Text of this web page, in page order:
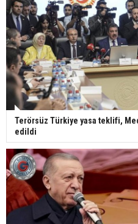
Terörsüz Türkiye yasa teklifi,
edildi